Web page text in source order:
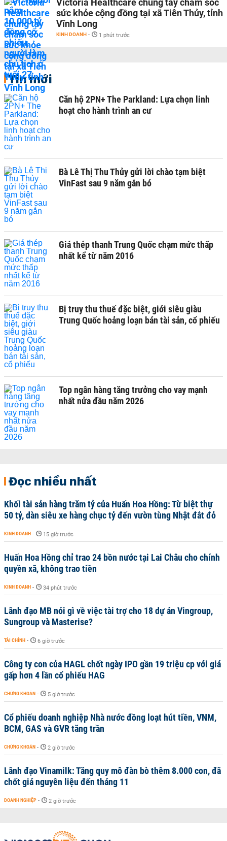
sức khỏe cộng đồng tại xã Tiên Thủy, tỉnh
Vĩnh Long
KINH DOANH - 1 phút trước
Tin mới
Căn hộ 2PN+ The Parkland: Lựa chọn linh
hoạt cho hành trình an cư
Bà Lê Thị Thu Thủy gửi lời chào tạm biệt
VinFast sau 9 năm gắn bó
Giá thép thanh Trung Quốc chạm mức thấp
nhất kể từ năm 2016
Bị truy thu thuế đặc biệt, giới siêu giàu
Trung Quốc hoảng loạn bán tài sản, cổ phiếu
Top ngân hàng tăng trưởng cho vay mạnh
nhất nửa đầu năm 2026
Đọc nhiều nhất
Khối tài sản hàng trăm tỷ của Huấn Hoa Hồng: Từ biệt thự
50 tỷ, dàn siêu xe hàng chục tỷ đến vườn tùng Nhật đắt đỏ
KINH DOANH - 15 giờ trước
Huấn Hoa Hồng chỉ trao 24 bồn nước tại Lai Châu cho chính
quyền xã, không trao tiền
KINH DOANH - 34 phút trước
Lãnh đạo MB nói gì về việc tài trợ cho 18 dự án Vingroup,
Sungroup và Masterise?
TÀI CHÍNH - 6 giờ trước
Công ty con của HAGL chốt ngày IPO gần 19 triệu cp với giá
gấp hơn 4 lần cổ phiếu HAG
CHỨNG KHOÁN - 5 giờ trước
Cổ phiếu doanh nghiệp Nhà nước đồng loạt hút tiền, VNM,
BCM, GAS và GVR tăng trần
CHỨNG KHOÁN - 2 giờ trước
Lãnh đạo Vinamilk: Tăng quy mô đàn bò thêm 8.000 con, đã
chốt giá nguyên liệu đến tháng 11
DOANH NGHIỆP - 2 giờ trước